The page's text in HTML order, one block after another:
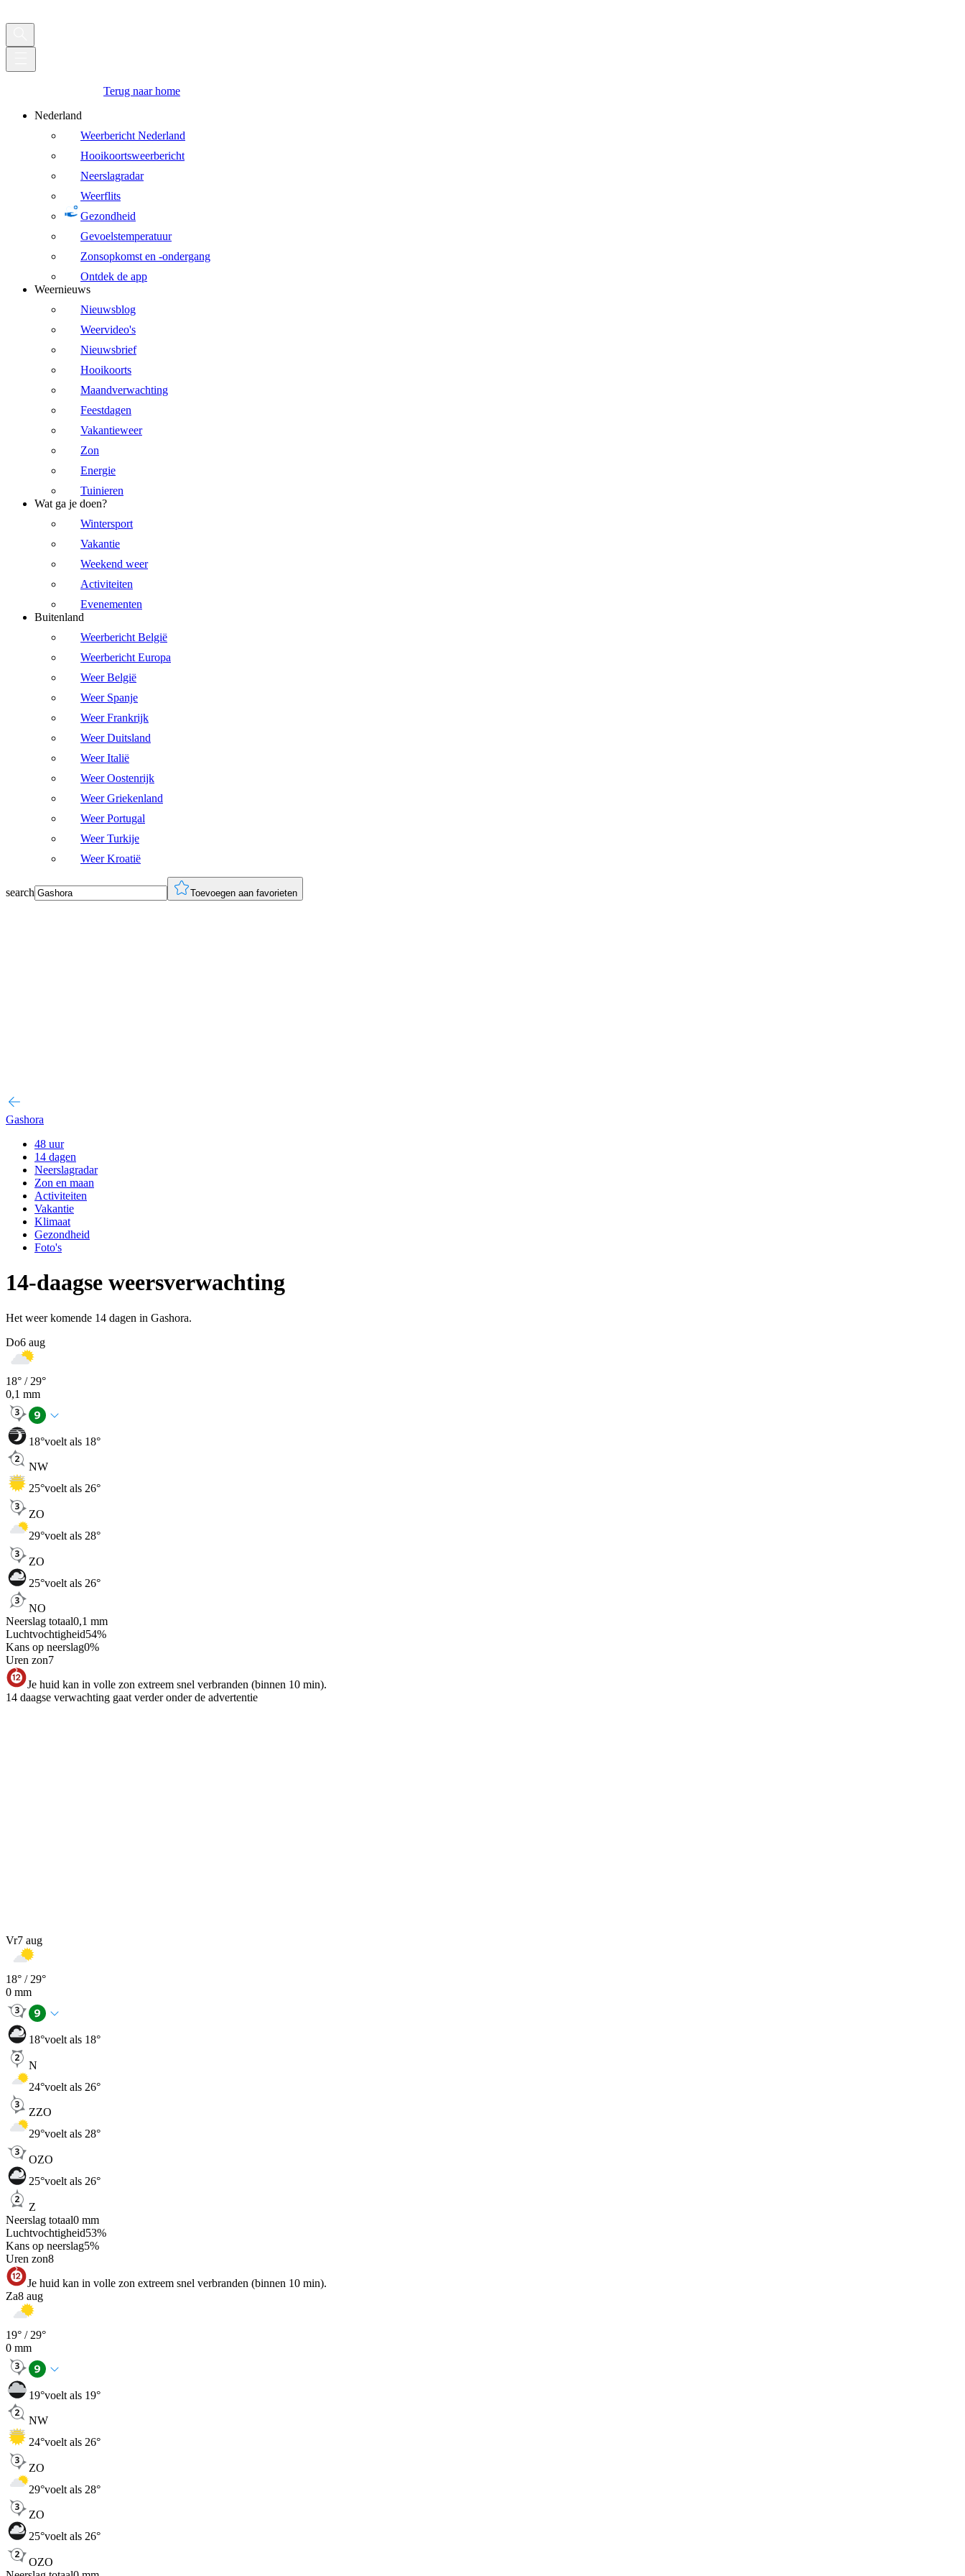
Terug naar home
Nederland
Weerbericht Nederland
Hooikoortsweerbericht
Neerslagradar
Weerflits
Gezondheid
Gevoelstemperatuur
Zonsopkomst en -ondergang
Ontdek de app
Weernieuws
Nieuwsblog
Weervideo's
Nieuwsbrief
Hooikoorts
Maandverwachting
Feestdagen
Vakantieweer
Zon
Energie
Tuinieren
Wat ga je doen?
Wintersport
Vakantie
Weekend weer
Activiteiten
Evenementen
Buitenland
Weerbericht België
Weerbericht Europa
Weer België
Weer Spanje
Weer Frankrijk
Weer Duitsland
Weer Italië
Weer Oostenrijk
Weer Griekenland
Weer Portugal
Weer Turkije
Weer Kroatië
search Toevoegen aan favorieten
Gashora
48 uur
14 dagen
Neerslagradar
Zon en maan
Activiteiten
Vakantie
Klimaat
Gezondheid
Foto's
14-daagse weersverwachting
Het weer komende 14 dagen in Gashora.
Do6 aug
18° / 29°
0,1 mm
18°voelt als 18°
NW
25°voelt als 26°
ZO
29°voelt als 28°
ZO
25°voelt als 26°
NO
Neerslag totaal0,1 mm
Luchtvochtigheid54%
Kans op neerslag0%
Uren zon7
Je huid kan in volle zon extreem snel verbranden (binnen 10 min).
14 daagse verwachting gaat verder onder de advertentie
Vr7 aug
18° / 29°
0 mm
18°voelt als 18°
N
24°voelt als 26°
ZZO
29°voelt als 28°
OZO
25°voelt als 26°
Z
Neerslag totaal0 mm
Luchtvochtigheid53%
Kans op neerslag5%
Uren zon8
Je huid kan in volle zon extreem snel verbranden (binnen 10 min).
Za8 aug
19° / 29°
0 mm
19°voelt als 19°
NW
24°voelt als 26°
ZO
29°voelt als 28°
ZO
25°voelt als 26°
OZO